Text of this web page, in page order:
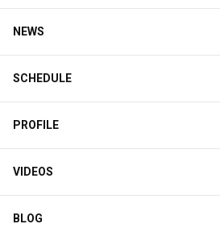
NEWS
SCHEDULE
PROFILE
VIDEOS
BLOG